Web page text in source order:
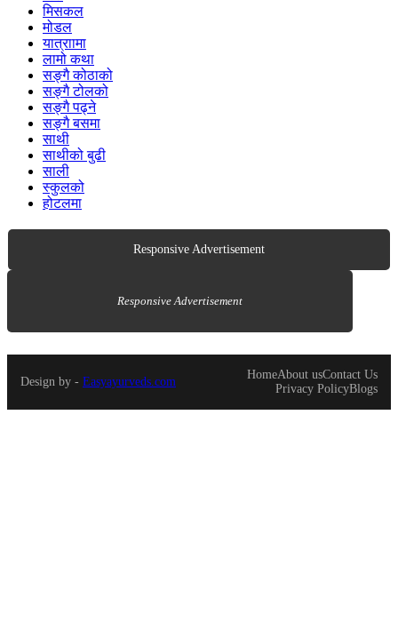
मिसकल
मोडल
यात्राामा
लामो कथा
सङ्गै कोठाको
सङ्गै टोलको
सङ्गै पढ्ने
सङ्गै बसमा
साथी
साथीको बुढी
साली
स्कुलको
होटलमा